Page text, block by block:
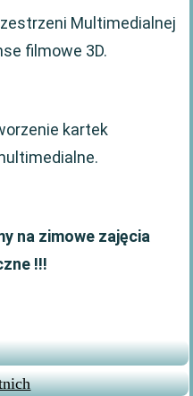
Multimedialnej
filmowe 3D.
kartek
na zimowe zajęcia
!!!